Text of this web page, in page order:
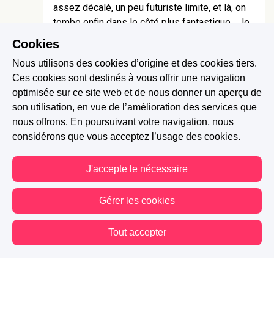
assez décalé, un peu futuriste limite, et là, on
tombe enfin dans le côté plus fantastique... Je
0 J'aime Répondre Signaler
Yas P. -
Il y a 8 ans
Wow. En fait, je suis impressionnée par la
univers. C'est vraiment magique. J'ai hâte de
lire la suite ! :D
0 J'aime Répondre Signaler
Cookies
Nous utilisons des cookies d’origine et des cookies tiers.
Ces cookies sont destinés à vous offrir une navigation
optimisée sur ce site web et de nous donner un aperçu de
son utilisation, en vue de l’amélioration des services que
nous offrons. En poursuivant votre navigation, nous
considérons que vous acceptez l’usage des cookies.
J'accepte le nécessaire
Gérer les cookies
Tout accepter